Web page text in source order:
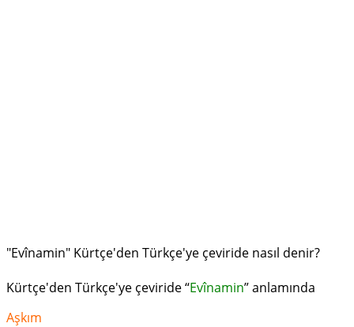
"Evînamin" Kürtçe'den Türkçe'ye çeviride nasıl denir?
Kürtçe'den Türkçe'ye çeviride “Evînamin” anlamında
Aşkım